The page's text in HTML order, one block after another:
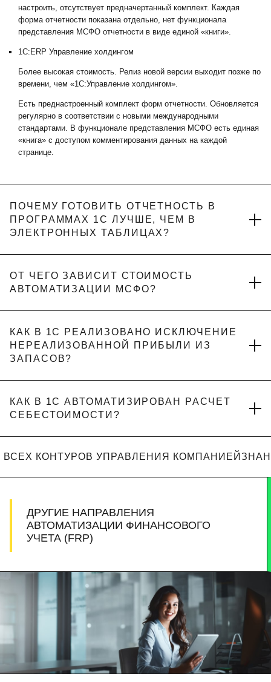
настроить, отсутствует предначертанный комплект. Каждая
форма отчетности показана отдельно, нет функционала
представления МСФО отчетности в виде единой «книги».
1С:ERP Управление холдингом
Более высокая стоимость. Релиз новой версии выходит позже по
времени, чем «1С:Управление холдингом».
Есть преднастроенный комплект форм отчетности. Обновляется
регулярно в соответствии с новыми международными
стандартами. В функционале представления МСФО есть единая
«книга» с доступом комментирования данных на каждой
странице.
ПОЧЕМУ ГОТОВИТЬ ОТЧЕТНОСТЬ В
ПРОГРАММАХ 1С ЛУЧШЕ, ЧЕМ В
ЭЛЕКТРОННЫХ ТАБЛИЦАХ?
ОТ ЧЕГО ЗАВИСИТ СТОИМОСТЬ
АВТОМАТИЗАЦИИ МСФО?
КАК В 1С РЕАЛИЗОВАНО ИСКЛЮЧЕНИЕ
НЕРЕАЛИЗОВАННОЙ ПРИБЫЛИ ИЗ
ЗАПАСОВ?
КАК В 1С АВТОМАТИЗИРОВАН РАСЧЕТ
СЕБЕСТОИМОСТИ?
ВСЕХ КОНТУРОВ УПРАВЛЕНИЯ КОМПАНИЕЙ
ДРУГИЕ НАПРАВЛЕНИЯ
АВТОМАТИЗАЦИИ ФИНАНСОВОГО
УЧЕТА (FRP)